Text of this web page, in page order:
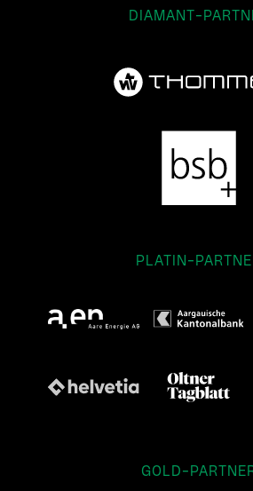
DIAMANT-
PLATIN-
GOLD-